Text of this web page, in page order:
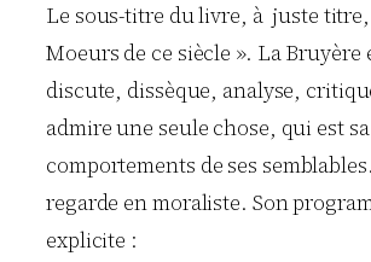
Le sous-titre du livre, à juste titre,
Moeurs de ce siècle ». La Bruyère
discute, dissèque, analyse,
admire une seule chose, qui est
comportements de ses
regarde en moraliste. Son
explicite :